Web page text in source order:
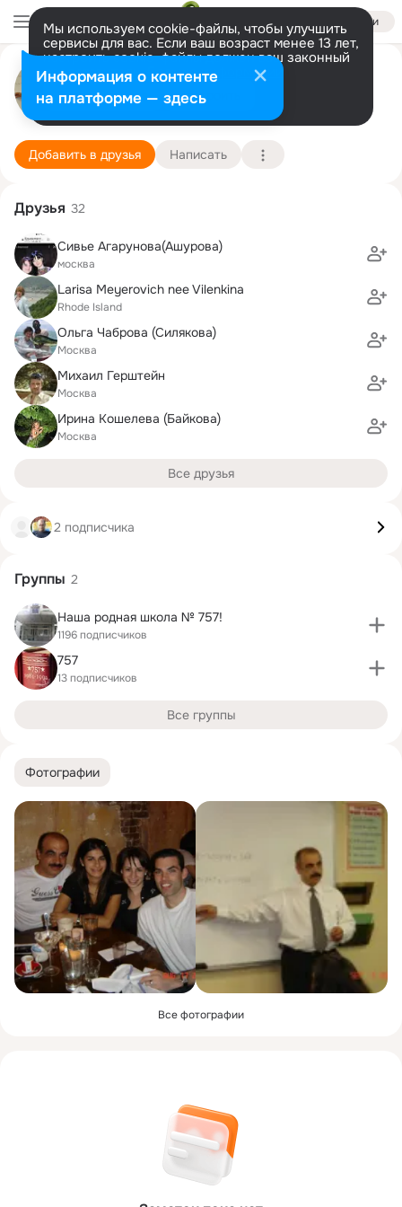
Войти
Мы используем cookie-файлы, чтобы улучшить
сервисы для вас. Если ваш возраст менее 13 лет,
настроить cookie-файлы должен ваш законный
представитель. Больше информации
Разрешить все Настроить
Илья Копциовский
Boston
28 января (70 лет)
МИРЭА, Московский государственный
Подробнее
Добавить в друзья Написать
Фотографии
Все фотографии
Друзья 32
Сивье Агарунова(Ашурова)
москва
Larisa Meyerovich nee Vilenkina
Rhode Island
Ольга Чаброва (Силякова)
Москва
Михаил Герштейн
Москва
Ирина Кошелева (Байкова)
Москва
Все друзья
2 подписчика
Группы 2
Наша родная школа № 757!
1196 подписчиков
757
13 подписчиков
Все группы
Информация о контенте
на платформе — здесь